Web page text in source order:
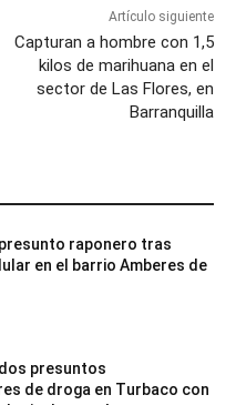
Artículo siguiente
Capturan a hombre con 1,5
kilos de marihuana en el
sector de Las Flores, en
Barranquilla
raponero tras
en el barrio Amberes de
presuntos
de droga en Turbaco con